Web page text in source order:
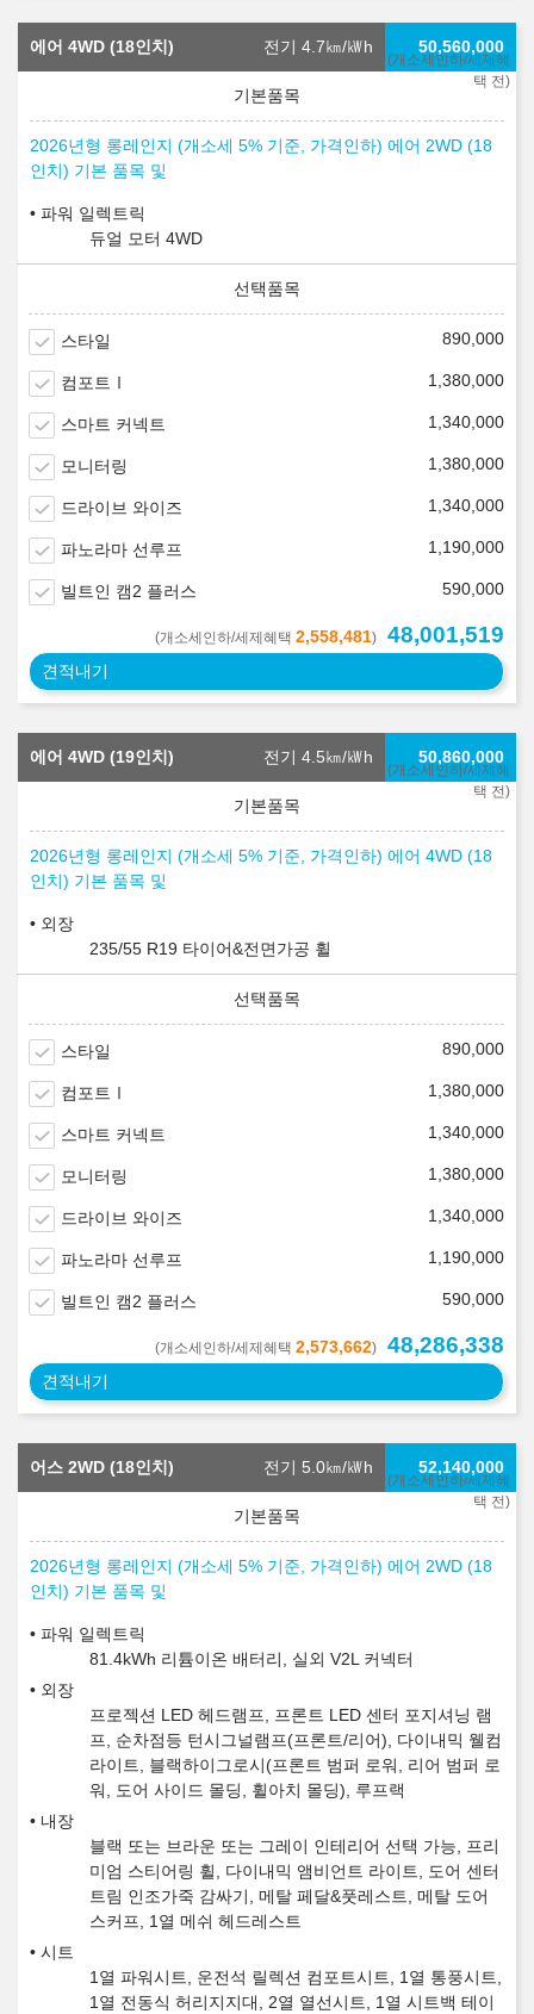
에어 4WD (18인치) 전기 4.7㎞/㎾h
(개소세인하/세제혜
택 전)
50,560,000
2026년형 롱레인지 (개소세 5% 기준, 가격인하) 에어 2WD (18
인치) 기본 품목 및
파워 일렉트릭
듀얼 모터 4WD
스타일 890,000
컴포트Ⅰ 1,380,000
스마트 커넥트 1,340,000
모니터링 1,380,000
드라이브 와이즈 1,340,000
파노라마 선루프 1,190,000
빌트인 캠2 플러스 590,000
(개소세인하/세제혜택 2,558,481) 48,001,519
견적내기
에어 4WD (19인치) 전기 4.5㎞/㎾h
(개소세인하/세제혜
택 전)
50,860,000
2026년형 롱레인지 (개소세 5% 기준, 가격인하) 에어 4WD (18
인치) 기본 품목 및
외장
235/55 R19 타이어&전면가공 휠
스타일 890,000
컴포트Ⅰ 1,380,000
스마트 커넥트 1,340,000
모니터링 1,380,000
드라이브 와이즈 1,340,000
파노라마 선루프 1,190,000
빌트인 캠2 플러스 590,000
(개소세인하/세제혜택 2,573,662) 48,286,338
견적내기
어스 2WD (18인치) 전기 5.0㎞/㎾h
(개소세인하/세제혜
택 전)
52,140,000
2026년형 롱레인지 (개소세 5% 기준, 가격인하) 에어 2WD (18
인치) 기본 품목 및
파워 일렉트릭
81.4kWh 리튬이온 배터리, 실외 V2L 커넥터
외장
프로젝션 LED 헤드램프, 프론트 LED 센터 포지셔닝 램
프, 순차점등 턴시그널램프(프론트/리어), 다이내믹 웰컴
라이트, 블랙하이그로시(프론트 범퍼 로워, 리어 범퍼 로
워, 도어 사이드 몰딩, 휠아치 몰딩), 루프랙
내장
블랙 또는 브라운 또는 그레이 인테리어 선택 가능, 프리
미엄 스티어링 휠, 다이내믹 앰비언트 라이트, 도어 센터
트림 인조가죽 감싸기, 메탈 페달&풋레스트, 메탈 도어
스커프, 1열 메쉬 헤드레스트
시트
1열 파워시트, 운전석 릴렉션 컴포트시트, 1열 통풍시트,
1열 전동식 허리지지대, 2열 열선시트, 1열 시트백 테이